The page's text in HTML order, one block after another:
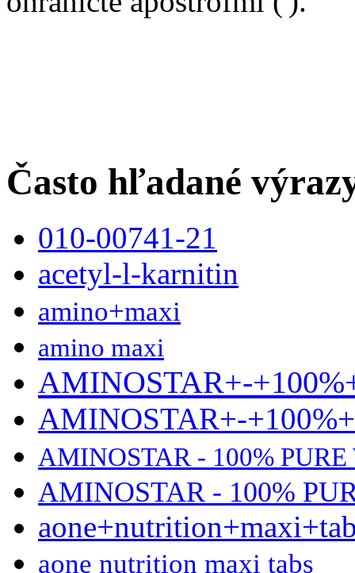
Často hľadané
010-00741-21
acetyl-l-karnitin
amino+maxi
amino maxi
AMINOSTAR+-
AMINOSTAR+-
AMINOSTAR - 100%
AMINOSTAR - 100%
aone nutrition maxi tabs